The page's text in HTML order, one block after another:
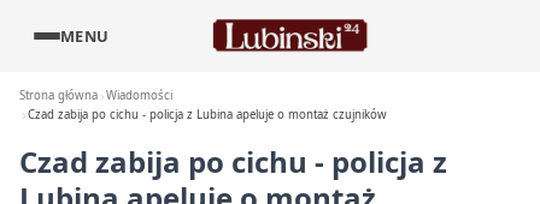
MENU
Strona główna Wiadomości
Czad zabija po cichu - policja z Lubina apeluje o montaż czujników
Czad zabija po cichu - policja z